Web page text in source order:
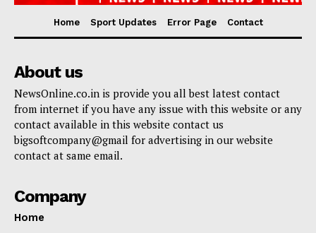
Home Sport Updates Error Page Contact
About us
NewsOnline.co.in is provide you all best latest contact
from internet if you have any issue with this website or any
contact available in this website contact us
bigsoftcompany@gmail for advertising in our website
contact at same email.
Company
Home